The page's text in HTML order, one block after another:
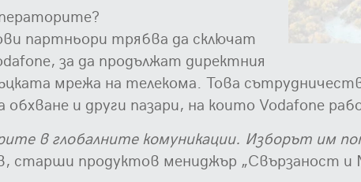
партньори трябва да сключат
за да продължат директния
мрежа на телекома. Това
обхване и други пазари, на които Vodafone
в глобалните комуникации. Изборът
старши продуктов мениджър „Свързаност и